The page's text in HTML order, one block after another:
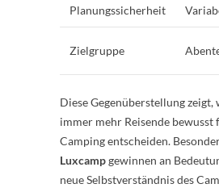
Planungssicherheit
Zielgruppe
Diese Gegenüberstellung zeigt,
immer mehr Reisende
Camping entscheiden.
Luxcampgewinnen an
neue Selbstverständnis des